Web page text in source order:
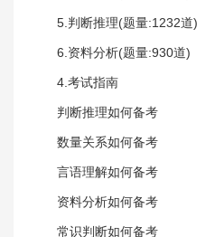
5.判断推理(题量:1232道)
6.资料分析(题量:930道)
4.考试指南
判断推理如何备考
数量关系如何备考
言语理解如何备考
资料分析如何备考
常识判断如何备考